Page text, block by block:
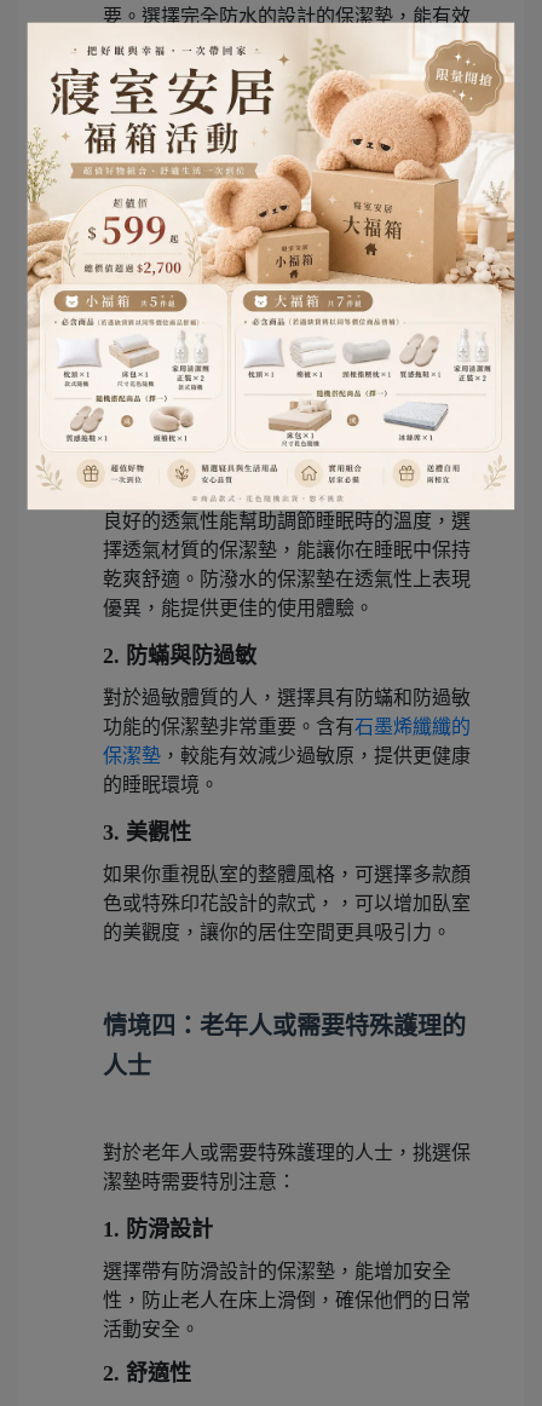
要。選擇完全防水的設計的保潔墊，能有效
隔絕髒污保護床墊，讓你不必擔心清理的麻
煩。
2. 防蟎功能
如果你的寵物有過敏問題，選擇具有防蟎功
能的保潔墊可以減少過敏源，讓寵物和家人
都能享有健康的睡眠環境。
情境三：追求健康睡眠的單身人士
如果你是一位追求健康睡眠的單身人士，挑
選保潔墊時可以考慮以下幾點：
1. 透氣性
良好的透氣性能幫助調節睡眠時的溫度，選
擇透氣材質的保潔墊，能讓你在睡眠中保持
乾爽舒適。防潑水的保潔墊在透氣性上表現
優異，能提供更佳的使用體驗。
2. 防蟎與防過敏
對於過敏體質的人，選擇具有防蟎和防過敏
功能的保潔墊非常重要。含有石墨烯纖纖的
保潔墊 ，較能有效減少過敏原，提供更健康
的睡眠環境。
3. 美觀性
如果你重視臥室的整體風格，可選擇多款顏
色或特殊印花設計的款式，，可以增加臥室
的美觀度，讓你的居住空間更具吸引力。
情境四：老年人或需要特殊護理的
人士
對於老年人或需要特殊護理的人士，挑選保
潔墊時需要特別注意：
1. 防滑設計
選擇帶有防滑設計的保潔墊，能增加安全
性，防止老人在床上滑倒，確保他們的日常
活動安全。
2. 舒適性